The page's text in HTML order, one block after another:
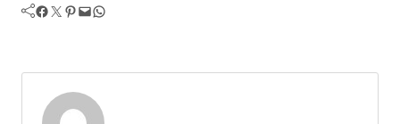
Facebook Twitter Pinterest Mail WhatsApp